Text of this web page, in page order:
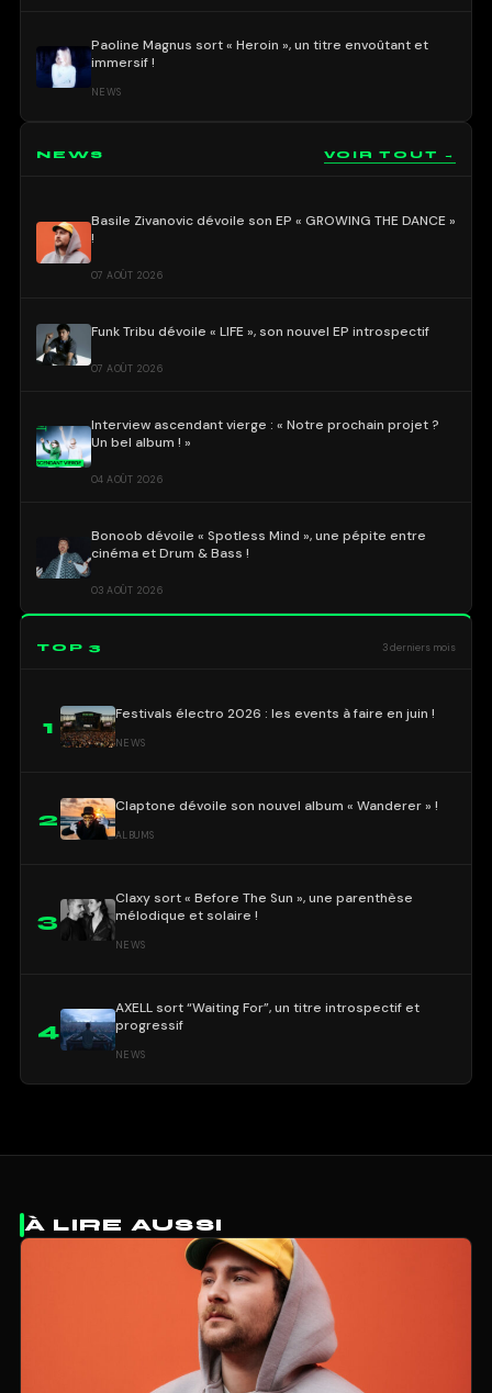
Paoline Magnus sort « Heroin », un titre envoûtant et
immersif !
NEWS
NEWS VOIR TOUT →
Basile Zivanovic dévoile son EP « GROWING THE DANCE »
!
07 AOÛT 2026
Funk Tribu dévoile « LIFE », son nouvel EP introspectif
07 AOÛT 2026
Interview ascendant vierge : « Notre prochain projet ?
Un bel album ! »
04 AOÛT 2026
Bonoob dévoile « Spotless Mind », une pépite entre
cinéma et Drum & Bass !
03 AOÛT 2026
TOP 3 3 derniers mois
1
Festivals électro 2026 : les events à faire en juin !
NEWS
2
Claptone dévoile son nouvel album « Wanderer » !
ALBUMS
3
Claxy sort « Before The Sun », une parenthèse
mélodique et solaire !
NEWS
4
AXELL sort “Waiting For”, un titre introspectif et
progressif
NEWS
À LIRE AUSSI